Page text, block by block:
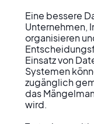
Eine bessere
Unternehmen,
organisieren
Einsatz von
Systemen
zugänglich
das
wird.